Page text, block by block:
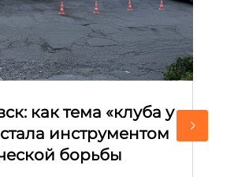
как тема «клуба у
инструментом
борьбы